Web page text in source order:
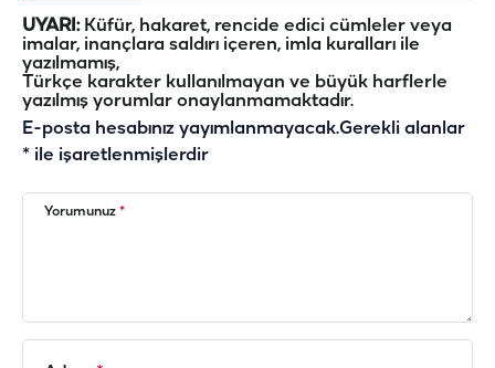
UYARI:Küfür, hakaret, rencide edici cümleler veya
imalar, inançlara saldırı içeren, imla kuralları ile
yazılmamış,
Türkçe karakter kullanılmayan ve büyük harflerle
yazılmış yorumlar onaylanmamaktadır.
E-posta hesabınız yayımlanmayacak.Gerekli alanlar
* ile işaretlenmişlerdir
Yorumunuz *